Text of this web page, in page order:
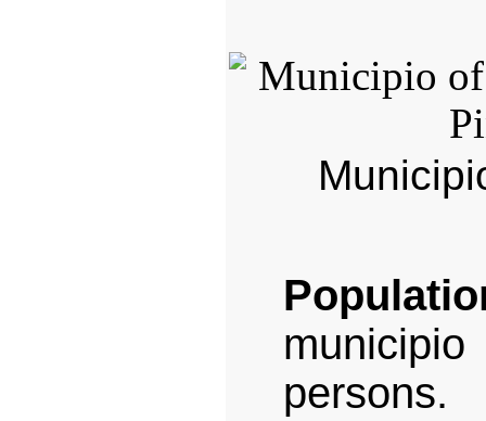
persons.